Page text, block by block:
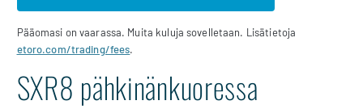
Pääomasi on vaarassa. Muita kuluja sovelletaan. Lisätietoja
etoro.com/trading/fees.
SXR8 pähkinänkuoressa